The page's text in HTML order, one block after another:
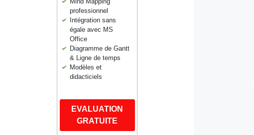
professionnel
Intégration sans
égale avec MS
Office
Diagramme de Gantt
& Ligne de temps
Modèles et
didacticiels
EVALUATION
GRATUITE